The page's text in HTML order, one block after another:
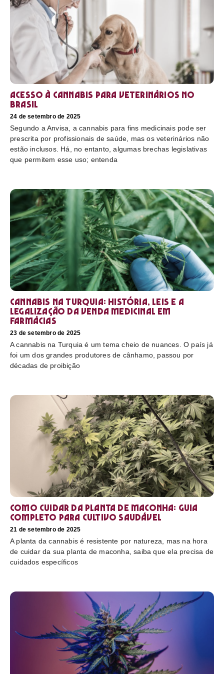
Acesso à cannabis para veterinários no
Brasil
24 de setembro de 2025
Segundo a Anvisa, a cannabis para fins medicinais pode ser
prescrita por profissionais de saúde, mas os veterinários não
estão inclusos. Há, no entanto, algumas brechas legislativas
que permitem esse uso; entenda
Cannabis na Turquia: história, leis e a
legalização da venda medicinal em
farmácias
23 de setembro de 2025
A cannabis na Turquia é um tema cheio de nuances. O país já
foi um dos grandes produtores de cânhamo, passou por
décadas de proibição
Como cuidar da planta de maconha: guia
completo para cultivo saudável
21 de setembro de 2025
A planta da cannabis é resistente por natureza, mas na hora
de cuidar da sua planta de maconha, saiba que ela precisa de
cuidados específicos